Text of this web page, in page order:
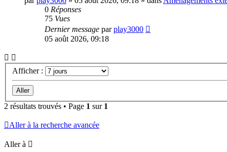
0 Réponses
75 Vues
Dernier message parplay3000
05 août 2026, 09:18
Afficher :
2 résultats trouvés • Page 1 sur 1
Aller à la recherche avancée
Aller à